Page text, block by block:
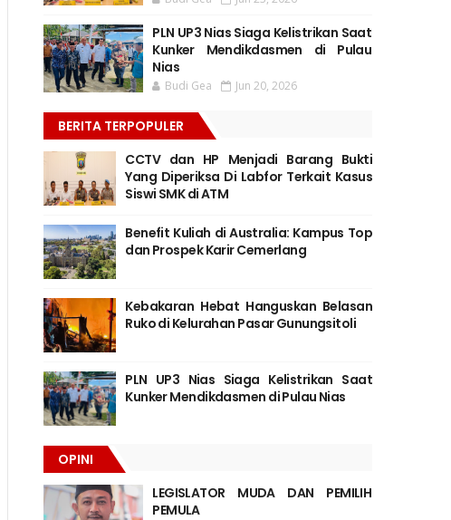
PLN UP3 Nias Siaga Kelistrikan Saat
Kunker Mendikdasmen di Pulau
Nias
Budi Gea Jun 20, 2026
BERITA TERPOPULER
CCTV dan HP Menjadi Barang Bukti
Yang Diperiksa Di Labfor Terkait Kasus
Siswi SMK di ATM
Benefit Kuliah di Australia: Kampus Top
dan Prospek Karir Cemerlang
Kebakaran Hebat Hanguskan Belasan
Ruko di Kelurahan Pasar Gunungsitoli
PLN UP3 Nias Siaga Kelistrikan Saat
Kunker Mendikdasmen di Pulau Nias
OPINI
LEGISLATOR MUDA DAN PEMILIH
PEMULA